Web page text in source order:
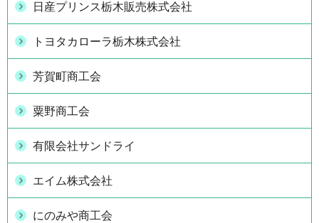
日産プリンス栃木販売株式会社
トヨタカローラ栃木株式会社
芳賀町商工会
粟野商工会
有限会社サンドライ
エイム株式会社
にのみや商工会